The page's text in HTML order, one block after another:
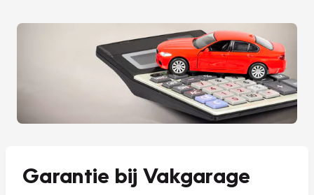
Garantie bij Vakgarage